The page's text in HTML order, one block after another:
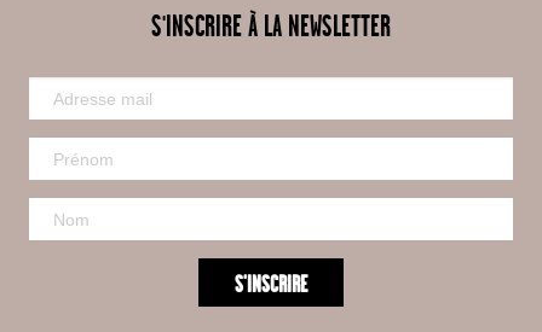
S'INSCRIRE À LA NEWSLETTER